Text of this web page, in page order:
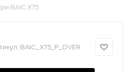
BAIC X75
BAIC_X75_P_DVER